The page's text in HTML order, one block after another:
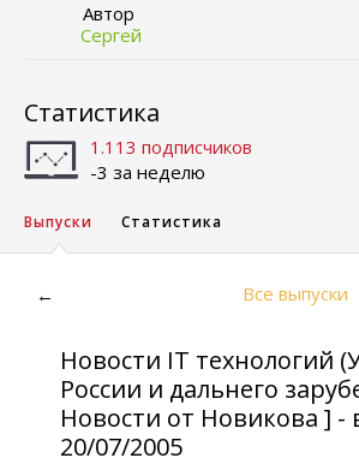
Автор
Сергей
Статистика
1.113 подписчиков
-3 за неделю
Выпуски Статистика
← Все выпуски
Новости IT технологий
России и дальнего
Новости от Новикова ] -
20/07/2005